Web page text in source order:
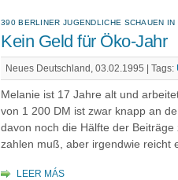
390 BERLINER JUGENDLICHE SCHAUEN IN
Kein Geld für Öko-Jahr
Neues Deutschland, 03.02.1995 | Tags:
Melanie ist 17 Jahre alt und
von 1 200 DM ist zwar knapp an
davon noch die Hälfte der
zahlen muß, aber irgendwie reicht
LEER MÁS